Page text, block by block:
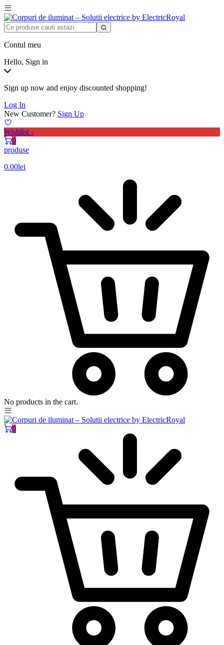
Contul meu
Hello, Sign in
Sign up now and enjoy discounted shopping!
Log In
New Customer? Sign Up
Wishlist -
0
produse
0.00lei
No products in the cart.
0